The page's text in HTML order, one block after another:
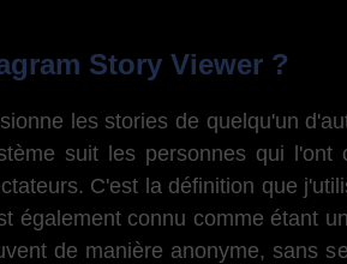
Story Viewer ?
les stories de quelqu'un
suit les personnes qui
C'est la définition que
également connu comme étant
de manière anonyme, sans